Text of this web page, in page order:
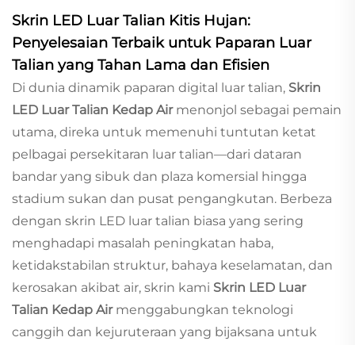
Skrin LED Luar Talian Kitis Hujan:
Penyelesaian Terbaik untuk Paparan Luar
Talian yang Tahan Lama dan Efisien
Di dunia dinamik paparan digital luar talian, Skrin
LED Luar Talian Kedap Air menonjol sebagai pemain
utama, direka untuk memenuhi tuntutan ketat
pelbagai persekitaran luar talian—dari dataran
bandar yang sibuk dan plaza komersial hingga
stadium sukan dan pusat pengangkutan. Berbeza
dengan skrin LED luar talian biasa yang sering
menghadapi masalah peningkatan haba,
ketidakstabilan struktur, bahaya keselamatan, dan
kerosakan akibat air, skrin kami Skrin LED Luar
Talian Kedap Air menggabungkan teknologi
canggih dan kejuruteraan yang bijaksana untuk